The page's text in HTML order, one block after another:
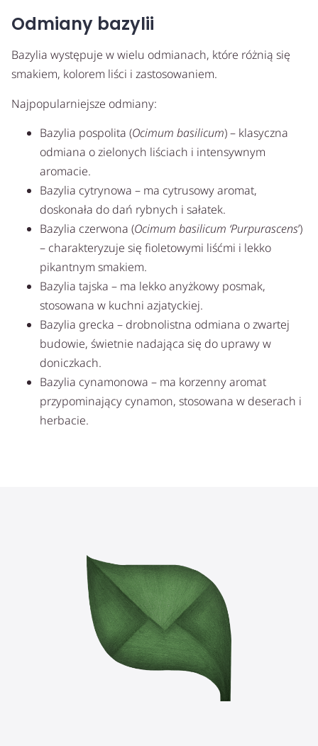
Odmiany bazylii
Bazylia występuje w wielu odmianach, które różnią się
smakiem, kolorem liści i zastosowaniem.
Najpopularniejsze odmiany:
Bazylia pospolita (Ocimum basilicum) – klasyczna
odmiana o zielonych liściach i intensywnym
aromacie.
Bazylia cytrynowa – ma cytrusowy aromat,
doskonała do dań rybnych i sałatek.
Bazylia czerwona (Ocimum basilicum ‘Purpurascens’)
– charakteryzuje się fioletowymi liśćmi i lekko
pikantnym smakiem.
Bazylia tajska – ma lekko anyżkowy posmak,
stosowana w kuchni azjatyckiej.
Bazylia grecka – drobnolistna odmiana o zwartej
budowie, świetnie nadająca się do uprawy w
doniczkach.
Bazylia cynamonowa – ma korzenny aromat
przypominający cynamon, stosowana w deserach i
herbacie.